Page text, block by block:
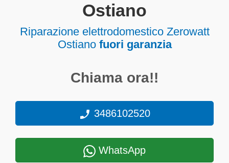
Ostiano
Riparazione elettrodomestico Zerowatt
Ostiano fuori garanzia
Chiama ora!!
3486102520
WhatsApp